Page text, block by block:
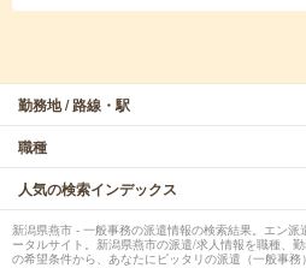
勤務地 / 路線・駅
職種
人気の検索インデックス
新潟県燕市 - 一般事務の派遣情報の検索結果。エン
ータルサイト。新潟県燕市の派遣/求人情報を職種、
の希望条件から、あなたにピッタリの派遣（一般事務